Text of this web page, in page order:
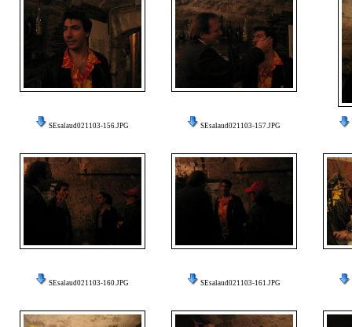
SEsalaud021103-156.JPG SEsalaud021103-157.JPG
SEsalaud021103-160.JPG SEsalaud021103-161.JPG